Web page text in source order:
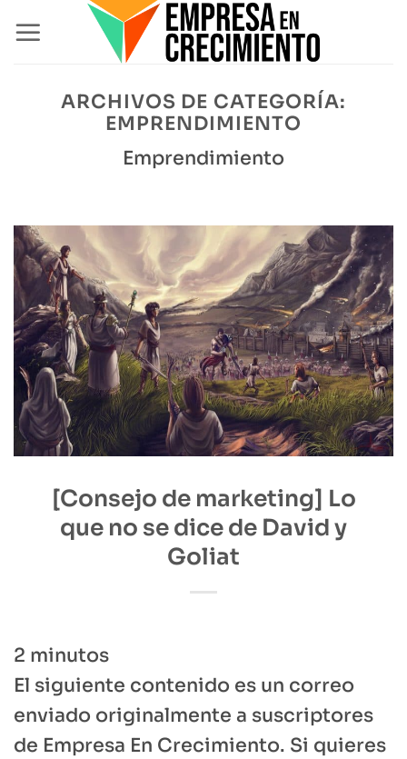
ARCHIVOS DE CATEGORÍA:
EMPRENDIMIENTO
Emprendimiento
[Consejo de marketing] Lo
que no se dice de David y
Goliat
2 minutos
El siguiente contenido es un correo
enviado originalmente a suscriptores
de Empresa En Crecimiento. Si quieres